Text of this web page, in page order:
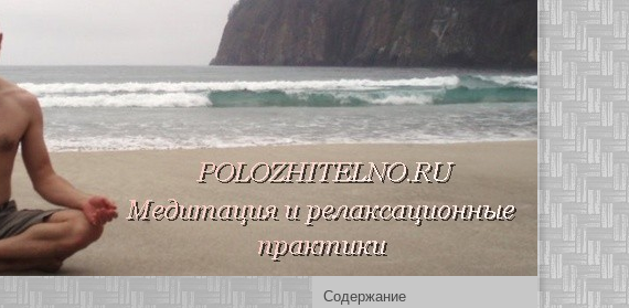
Содержание